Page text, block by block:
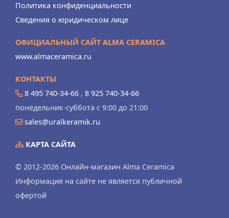
Политика конфиденциальности
Сведения о юридическом лице
ОФИЦИАЛЬНЫЙ САЙТ ALMA CERAMICA
www.almaceramica.ru
КОНТАКТЫ
8 495 740-34-66 , 8 925 740-34-66
понедельник-суббота с 9:00 до 21:00
sales@uralkeramik.ru
КАРТА САЙТА
© 2012-2026 Онлайн-магазин Alma Ceramica
Информация на сайте не является публичной
офертой